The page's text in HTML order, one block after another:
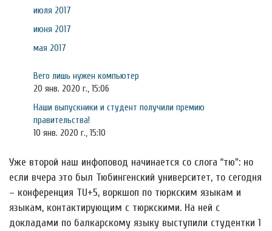
июля 2017
июня 2017
мая 2017
Вего лишь нужен компьютер
20 янв. 2020 г., 15:06
Наши выпускники и студент получили премию
правительства!
10 янв. 2020 г., 15:10
Уже второй наш инфоповод начинается со слога “тю”: но
если вчера это был Тюбингенский университет, то сегодня
– конференция TU+5, воркшоп по тюркским языкам и
языкам, контактирующим с тюркскими. На ней с
докладами по балкарскому языку выступили студентки 1